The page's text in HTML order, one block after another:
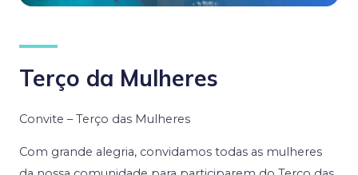
Terço da Mulheres
Convite – Terço das Mulheres
Com grande alegria, convidamos todas as mulheres